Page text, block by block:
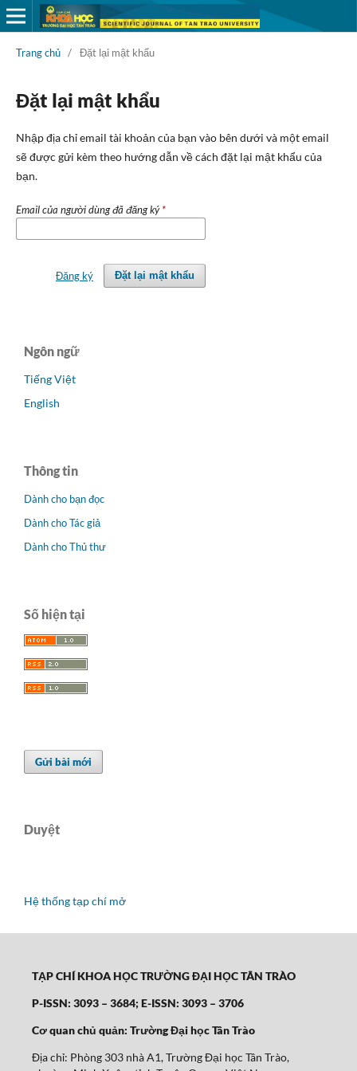
Trang chủ / Đặt lại mật khẩu
Đặt lại mật khẩu
Nhập địa chỉ email tài khoản của bạn vào bên dưới và một email
sẽ được gửi kèm theo hướng dẫn về cách đặt lại mật khẩu của
bạn.
Email của người dùng đã đăng ký*
Đặt lại mật khẩu
Đăng ký
Ngôn ngữ
Tiếng Việt
English
Thông tin
Dành cho bạn đọc
Dành cho Tác giả
Dành cho Thủ thư
Số hiện tại
Gửi bài mới
Duyệt
Hệ thống tạp chí mở
TẠP CHÍ KHOA HỌC TRƯỜNG ĐẠI HỌC TÂN TRÀO
P-ISSN: 3093 – 3684; E-ISSN: 3093 – 3706
Cơ quan chủ quản: Trường Đại học Tân Trào
Địa chỉ: Phòng 303 nhà A1, Trường Đại học Tân Trào,